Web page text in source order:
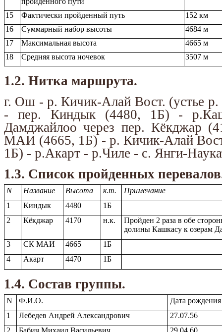
15 Фактически пройденный путь
152 км
16
Суммарный набор высоты
4684 м
17
Максимальная высота
4665 м
18
Средняя высота ночевок 3507 м
1.2. Нитка маршрута.
г. Ош - р. Кичик-Алай Вост. (устье
- пер. Киндык (4480, 1Б) -
Дамджайлоо через пер. Кёкджар
МАИ (4665, 1Б) - р. Кичик-Алай
1Б) - р.Акарт - р.Чиле - с. Янги-
1.3. Список пройденных
N Название Высота к.т.
Примечание
1
Киндык 4480
1Б
2
Кёкджар 4170 н.к.
Пройден 2 раза в обе
долины Кашкасу к озерам
3
СК МАИ 4665
1Б
4
Акарт 4470 1Б
1.4. Состав группы.
N Ф.И.О.
Дата рождения
1
Лебедев Андрей Александрович
27.07.56
2
Бабич Михаил Васильевич
29.04.60